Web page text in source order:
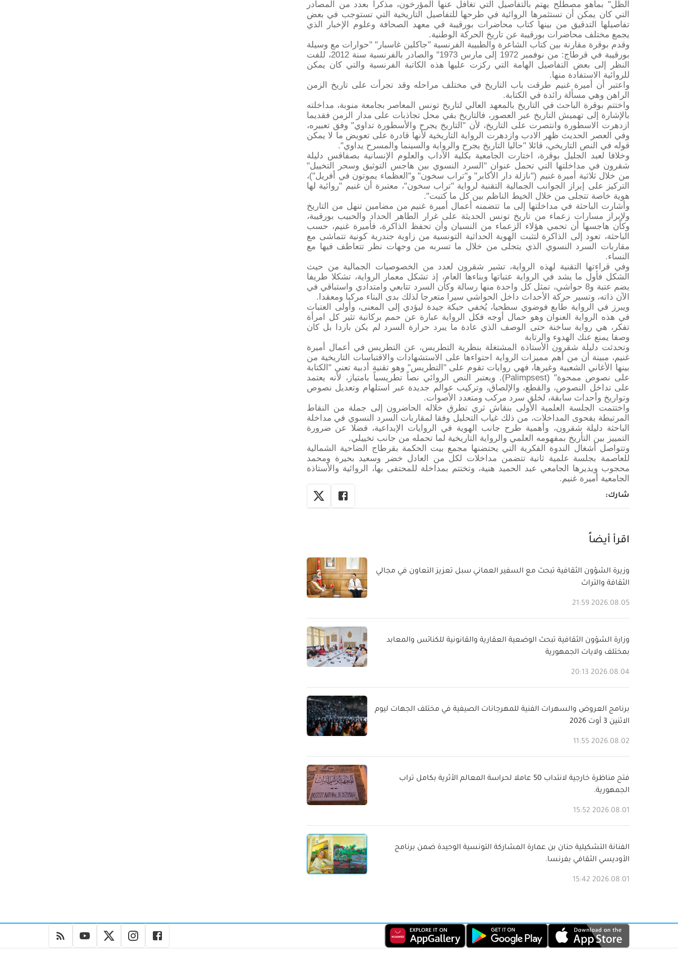
الظل" بماهو مصطلح يهتم بالتفاصيل التي تغافل عنها المؤرخون، مذكرا بعدد من المصادر
التي كان يمكن أن تستثمرها الروائية في طرحها للتفاصيل التاريخية التي تستوجب في بعض
تفاصيلها التدقيق من بينها كتاب محاضرات بورقيبة في معهد الصحافة وعلوم الإخبار الذي
يجمع مختلف محاضرات بورقيبة عن تاريخ الحركة الوطنية.
وقدم بوقرة مقارنة بين كتاب الشاعرة والطبيبة الفرنسية "جاكلين غاسبار" "حوارات مع وسيلة
بورقيبة في قرطاج: من نوفمبر 1972 إلى مارس 1973" والصادر بالفرنسية سنة 2012، للفت
النظر إلى بعض التفاصيل الهامة التي ركزت عليها هذه الكاتبة الفرنسية والتي كان يمكن
للروائية الاستفادة منها.
واعتبر أن أميرة غنيم طرقت باب التاريخ في مختلف مراحله وقد تجرأت على تاريخ الزمن
الراهن وهي مسألة رائدة في الكتابة.
واختتم بوقرة الباحث في التاريخ بالمعهد العالي لتاريخ تونس المعاصر بجامعة منوبة، مداخلته
بالإشارة إلى تهميش التاريخ عبر العصور، فالتاريخ بقي محل تجاذبات على مدار الزمن فقديما
ازدهرت الاسطورة وانتصرت على التاريخ، لأن "التاريخ يجرح والأسطورة تداوي" وفق تعبيره،
وفي العصر الحديث ظهر الادب وازدهرت الرواية التاريخية لأنها قادرة على تعويض ما لا يمكن
قوله في النص التاريخي، قائلا "حاليا التاريخ يجرح والرواية والسينما والمسرح يداوي".
وخلافا لعبد الجليل بوقرة، اختارت الجامعية بكلية الآداب والعلوم الإنسانية بصفاقس دليلة
شقرون في مداخلتها التي تحمل عنوان "السرد النسوي بين هاجس التوثيق وسحر التخييل"
من خلال ثلاثية أميرة غنيم ("نازلة دار الأكابر" و"تراب سخون" و"العظماء يموتون في أفريل")،
التركيز على إبراز الجوانب الجمالية التقنية لرواية "تراب سخون"، معتبرة أن غنيم "روائية لها
هوية خاصة تتجلى من خلال الخيط الناظم بين كل ما كتبت".
وأشارت الباحثة في مداخلتها إلى ما تتضمنه أعمال أميرة غنيم من مضامين تنهل من التاريخ
ولإبراز مسارات زعماء من تاريخ تونس الحديثة على غرار الطاهر الحداد والحبيب بورقيبة،
وكأن هاجسها أن تحمي هؤلاء الزعماء من النسيان وأن تحفظ الذاكرة، فأميرة غنيم، حسب
الباحثة، تعود إلى الذاكرة لتثبت الهوية الحداثية التونسية من زاوية جندرية كونية تتماشى مع
مقاربات السرد النسوي الذي يتجلى من خلال ما تسربه من وجهات نظر تتعاطف فيها مع
النساء.
وفي قراءتها التقنية لهذه الرواية، تشير شقرون لعدد من الخصوصيات الجمالية من حيث
الشكل فأول ما يشد في الرواية عتباتها وبناءها العام، إذ تشكل معمار الرواية، تشكلا طريفا
يضم عتبة و8 حواشي، تمثل كل واحدة منها رسالة وكأن السرد تتابعي وامتدادي واستباقي في
الآن ذاته، وتسير حركة الأحداث داخل الحواشي سيرا متعرجا لذلك بدى البناء مركبا ومعقدا.
ويبرز في الرواية طابع فوضوي سطحيا، يُخفي حبكة جيدة ليؤدي إلى المعنى، وأولى العتبات
في هذه الرواية العنوان وهو حمال أوجه فكل الرواية عبارة عن حمم بركانية تثير كل امرأة
تفكر، هي رواية ساخنة حتى الوصف الذي عادة ما يبرد حرارة السرد لم يكن باردا بل كان
وصفا يمنع عنك الهدوء والرتابة
وتحدثت دليلة شقرون الأستاذة المشتغلة بنظرية التطريس، عن التطريس في أعمال أميرة
غنيم، مبينة أن من أهم مميزات الرواية احتواءها على الاستشهادات والاقتباسات التاريخية من
بينها الأغاني الشعبية وغيرها، فهي روايات تقوم على "التطريس" وهو تقنية أدبية تعني "الكتابة
على نصوص ممحوة" (Palimpsest). ويعتبر النص الروائي نصاً تطريسياً بامتياز، لأنه يعتمد
على تداخل النصوص، والقطع، والإلصاق، وتركيب عوالم جديدة عبر استلهام وتعديل نصوص
وتواريخ وأحداث سابقة، لخلق سرد مركب ومتعدد الأصوات.
واختتمت الجلسة العلمية الأولى بنقاش ثري تطرق خلاله الحاضرون إلى جملة من النقاط
المرتبطة بفحوى المداخلات، من ذلك غياب التحليل وفقا لمقاربات السرد النسوي في مداخلة
الباحثة دليلة شقرون، وأهمية طرح جانب الهوية في الروايات الإبداعية، فضلا عن ضرورة
التمييز بين التأريخ بمفهومه العلمي والرواية التاريخية لما تحمله من جانب تخييلي.
وتتواصل أشغال الندوة الفكرية التي يحتضنها مجمع بيت الحكمة بقرطاج الضاحية الشمالية
للعاصمة بجلسة علمية ثانية تتضمن مداخلات لكل من العادل خضر وسعيد بحيرة ومحمد
محجوب ويديرها الجامعي عبد الحميد هنية، وتختتم بمداخلة للمحتفى بها، الروائية والأستاذة
الجامعية أميرة غنيم.
شارك:
اقرأ أيضاً
وزيرة الشؤون الثقافية تبحث مع السفير العماني سبل تعزيز التعاون في مجالي
الثقافة والتراث
2026.08.05 21:59
وزارة الشؤون الثقافية تبحث الوضعية العقارية والقانونية للكنائس والمعابد
بمختلف ولايات الجمهورية
2026.08.04 20:13
برنامج العروض والسهرات الفنية للمهرجانات الصيفية في مختلف الجهات ليوم
الاثنين 3 أوت 2026
2026.08.02 11:55
فتح مناظرة خارجية لانتداب 50 عاملا لحراسة المعالم الأثرية بكامل تراب
الجمهورية.
2026.08.01 15:52
الفنانة التشكيلية حنان بن عمارة المشاركة التونسية الوحيدة ضمن برنامج
الأوديسي الثقافي بفرنسا.
2026.08.01 15:42